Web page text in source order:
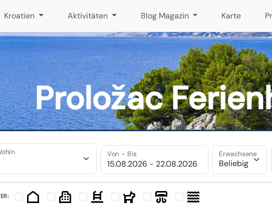
Kroatien Aktivitäten Blog Magazin Karte
Proložac
Von – Bis Erwachsene